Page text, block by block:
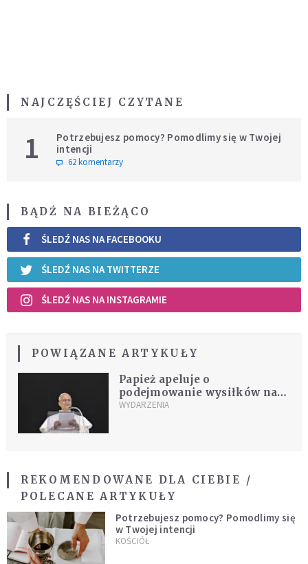
NAJCZĘŚCIEJ CZYTANE
1
Potrzebujesz pomocy? Pomodlimy się w Twojej
intencji
62 komentarzy
BĄDŹ NA BIEŻĄCO
ŚLEDŹ NAS NA FACEBOOKU
ŚLEDŹ NAS NA TWITTERZE
ŚLEDŹ NAS NA INSTAGRAMIE
POWIĄZANE ARTYKUŁY
Papież apeluje o
podejmowanie wysiłków na
rzecz pokoju
WYDARZENIA
REKOMENDOWANE DLA CIEBIE /
POLECANE ARTYKUŁY
Potrzebujesz pomocy? Pomodlimy się
w Twojej intencji
KOŚCIÓŁ